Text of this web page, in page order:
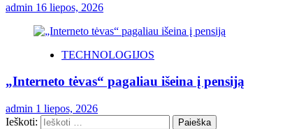
admin 16 liepos, 2026
TECHNOLOGIJOS
„Interneto tėvas“ pagaliau išeina į pensiją
admin 1 liepos, 2026
Ieškoti: